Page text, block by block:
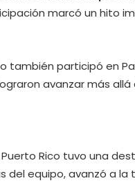
marcó un hito
también participó en
avanzar más
Puerto Rico tuvo una
del equipo, avanzó a